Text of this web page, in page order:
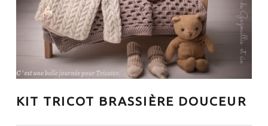
KIT TRICOT BRASSIÈRE DOUCEUR